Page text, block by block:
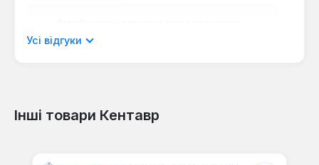
мовою.
Відгуків не знайдено. Поділіться
Усі відгуки
Інші товари Кентавр